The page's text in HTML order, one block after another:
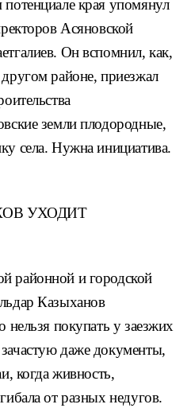
края упомянул
Асяновской
Он вспомнил, как,
другом районе,приезжал
земли плодородные,
села. Нужна инициатива.
УХОДИТ
районной и городской
Казыханов
нельзя покупать у заезжих
зачастую даже документы,
когда живность,
отразных недугов.